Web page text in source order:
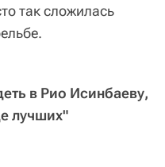
так сложилась
в Рио Исинбаеву,
лучших"